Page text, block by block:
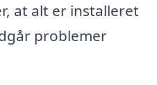
at alt er installeret
problemer